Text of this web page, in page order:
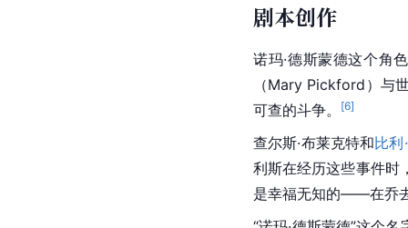
剧本创作
诺玛·德斯蒙德这个角
（Mary Pickford）与
可查的斗争。
[6]
查尔斯·布莱克特和比利
利斯在经历这些事件
是幸福无知的——在乔